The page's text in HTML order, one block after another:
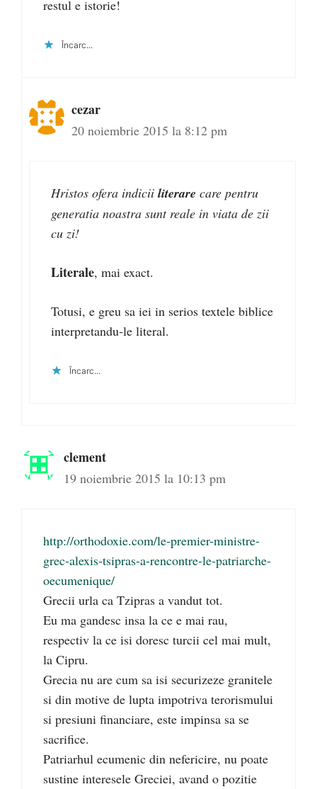
restul e istorie!
Încarc...
cezar
20 noiembrie 2015 la 8:12 pm
Hristos ofera indicii literare care pentru
generatia noastra sunt reale in viata de zii
cu zi!
Literale, mai exact.
Totusi, e greu sa iei in serios textele biblice
interpretandu-le literal.
Încarc...
clement
19 noiembrie 2015 la 10:13 pm
http://orthodoxie.com/le-premier-ministre-
grec-alexis-tsipras-a-rencontre-le-patriarche-
oecumenique/
Grecii urla ca Tzipras a vandut tot.
Eu ma gandesc insa la ce e mai rau,
respectiv la ce isi doresc turcii cel mai mult,
la Cipru.
Grecia nu are cum sa isi securizeze granitele
si din motive de lupta impotriva terorismului
si presiuni financiare, este impinsa sa se
sacrifice.
Patriarhul ecumenic din nefericire, nu poate
sustine interesele Greciei, avand o pozitie